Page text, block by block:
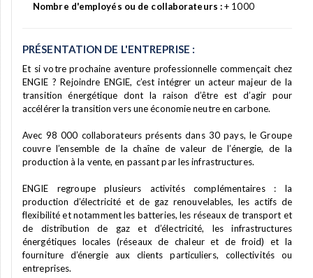
Nombre d'employés ou de collaborateurs :+ 1000
PRÉSENTATION DE L'ENTREPRISE :
Et si votre prochaine aventure professionnelle commençait chez
ENGIE ? Rejoindre ENGIE, c’est intégrer un acteur majeur de la
transition énergétique dont la raison d’être est d’agir pour
accélérer la transition vers une économie neutre en carbone.
Avec 98 000 collaborateurs présents dans 30 pays, le Groupe
couvre l’ensemble de la chaîne de valeur de l’énergie, de la
production à la vente, en passant par les infrastructures.
ENGIE regroupe plusieurs activités complémentaires : la
production d’électricité et de gaz renouvelables, les actifs de
flexibilité et notamment les batteries, les réseaux de transport et
de distribution de gaz et d’électricité, les infrastructures
énergétiques locales (réseaux de chaleur et de froid) et la
fourniture d’énergie aux clients particuliers, collectivités ou
entreprises.